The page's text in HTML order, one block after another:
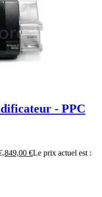
- PPC
849,00 €Le prix actuel est :